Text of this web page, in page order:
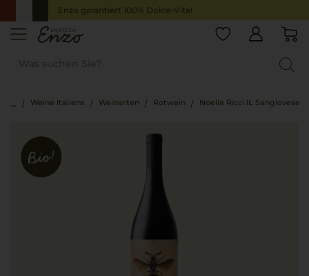
Enzo garantiert 100% Dolce-Vita!
Weine Italiens Weinarten Rotwein Noelia Ricci IL Sangiovese